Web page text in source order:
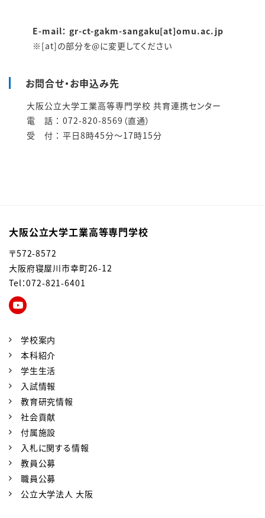
E-mail： gr-ct-gakm-sangaku[at]omu.ac.jp
※[at]の部分を@に変更してください
お問合せ・お申込み先
大阪公立大学工業高等専門学校 共育連携センター
電 話 ： 072-820-8569（直通）
受 付 ： 平日8時45分～17時15分
大阪公立大学工業高等専門学校
〒572-8572
大阪府寝屋川市幸町26-12
Tel：072-821-6401
学校案内
本科紹介
学生生活
入試情報
教育研究情報
社会貢献
付属施設
入札に関する情報
教員公募
職員公募
公立大学法人 大阪